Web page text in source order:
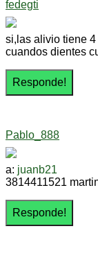
fedegti
si,las alivio tiene
cuandos dientes
Pablo_888
a: juanb21
3814411521